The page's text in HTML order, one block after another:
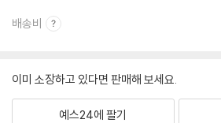
배송비
이미 소장하고 있다면 판매해 보세요.
예스24에 팔기